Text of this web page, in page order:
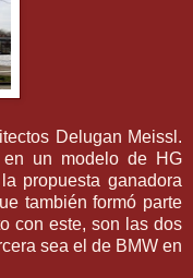
Delugan Meissl.
un modelo de HG
propuesta ganadora
también formó parte
con este, son las dos
sea el de BMW en